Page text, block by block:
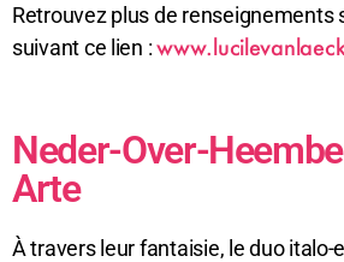
Retrouvez plus de renseignements
suivant ce lien :
Neder-Over-
Arte
À travers leur fantaisie, le duo italo-